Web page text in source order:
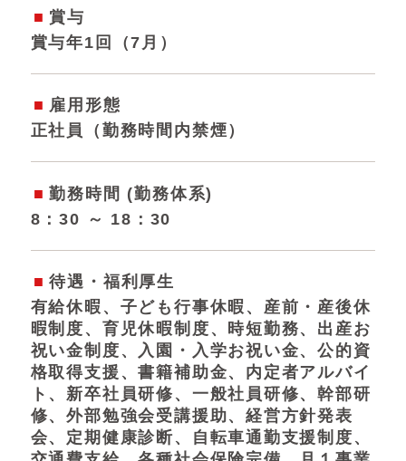
賞与
賞与年1回（7月）
雇用形態
正社員（勤務時間内禁煙）
勤務時間 (勤務体系)
8：30 ～ 18：30
待遇・福利厚生
有給休暇、子ども行事休暇、産前・産後休
暇制度、育児休暇制度、時短勤務、出産お
祝い金制度、入園・入学お祝い金、公的資
格取得支援、書籍補助金、内定者アルバイ
ト、新卒社員研修、一般社員研修、幹部研
修、外部勉強会受講援助、経営方針発表
会、定期健康診断、自転車通勤支援制度、